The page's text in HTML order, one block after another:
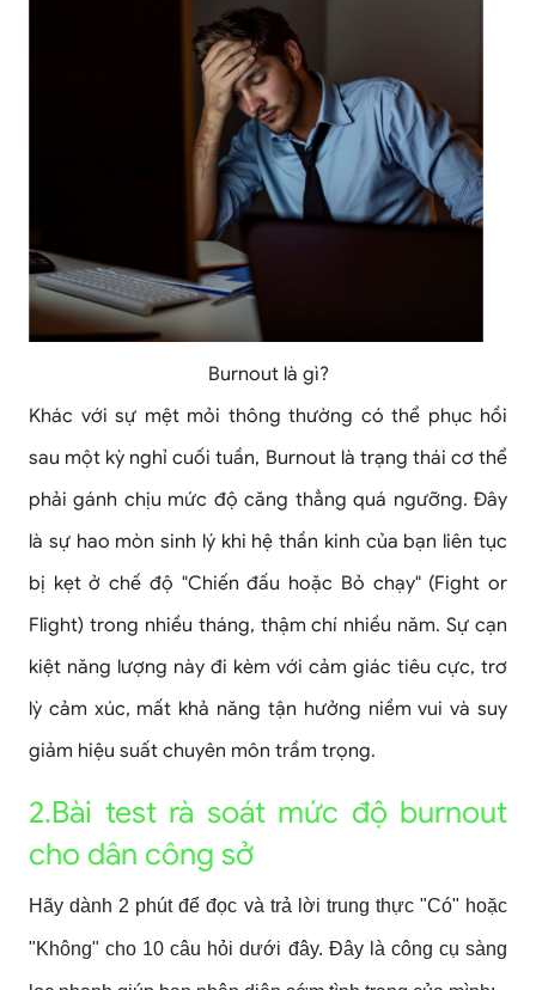
Burnout là gì?
Khác với sự mệt mỏi thông thường có thể phục hồi
sau một kỳ nghỉ cuối tuần, Burnout là trạng thái cơ thể
phải gánh chịu mức độ căng thẳng quá ngưỡng. Đây
là sự hao mòn sinh lý khi hệ thần kinh của bạn liên tục
bị kẹt ở chế độ "Chiến đấu hoặc Bỏ chạy" (Fight or
Flight) trong nhiều tháng, thậm chí nhiều năm. Sự cạn
kiệt năng lượng này đi kèm với cảm giác tiêu cực, trơ
lỳ cảm xúc, mất khả năng tận hưởng niềm vui và suy
giảm hiệu suất chuyên môn trầm trọng.
2.Bài test rà soát mức độ burnout
cho dân công sở
Hãy dành 2 phút để đọc và trả lời trung thực "Có" hoặc
"Không" cho 10 câu hỏi dưới đây. Đây là công cụ sàng